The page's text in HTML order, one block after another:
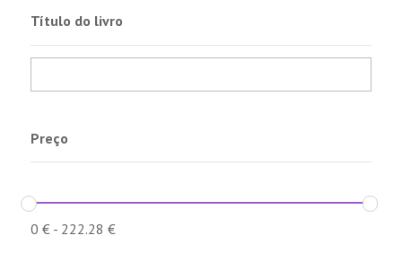
Título do livro
Preço
0 €- 222.28 €